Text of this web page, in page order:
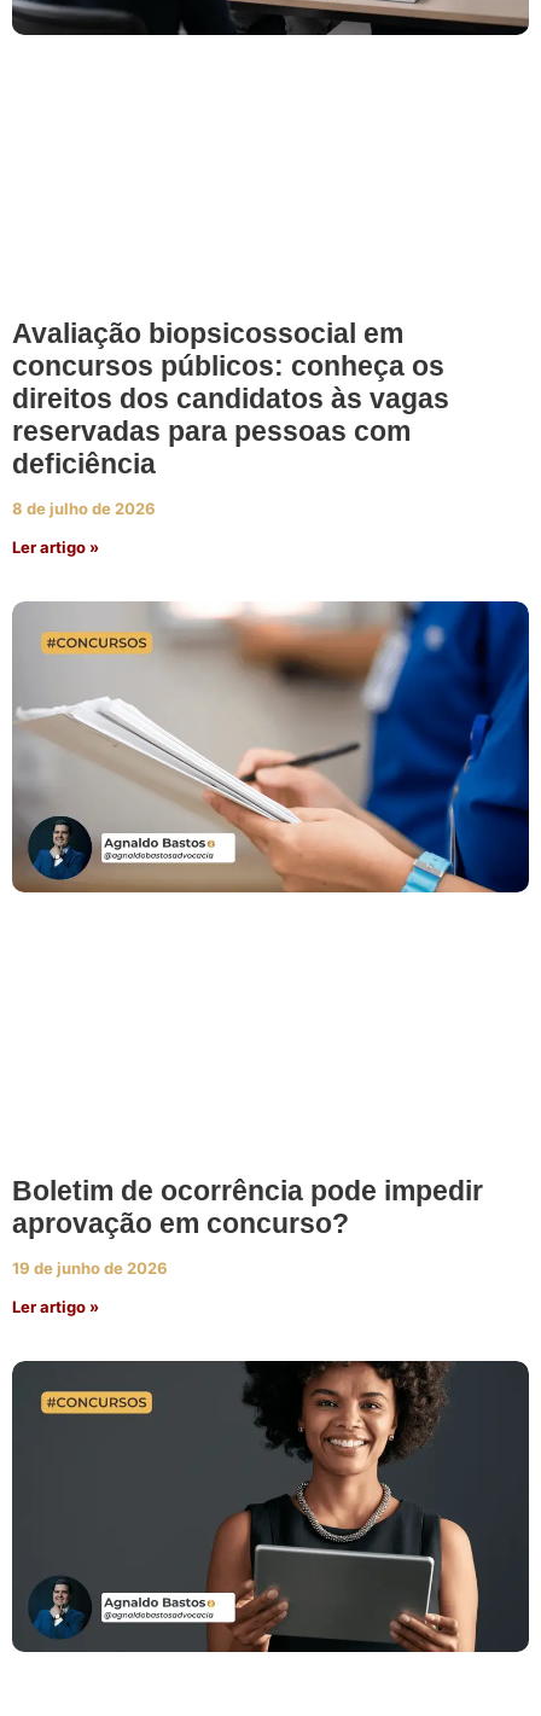
Avaliação biopsicossocial em
concursos públicos: conheça os
direitos dos candidatos às vagas
reservadas para pessoas com
deficiência
8 de julho de 2026
Ler artigo »
Boletim de ocorrência pode impedir
aprovação em concurso?
19 de junho de 2026
Ler artigo »